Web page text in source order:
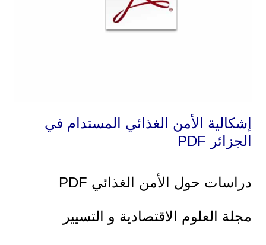
إشكالية الأمن الغذائي المستدام في
الجزائر PDF
دراسات حول الأمن الغذائي PDF
مجلة العلوم الاقتصادية و التسيير